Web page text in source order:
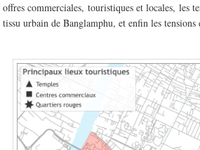
offres commerciales, touristiques et locales, les
tissu urbain de Banglamphu, et enfin les tensions